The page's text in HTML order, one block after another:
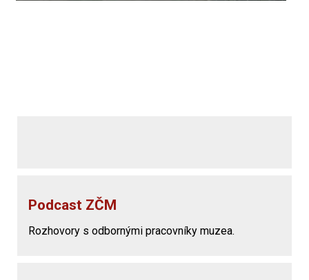
Podcast ZČM
Rozhovory s odbornými pracovníky muzea.